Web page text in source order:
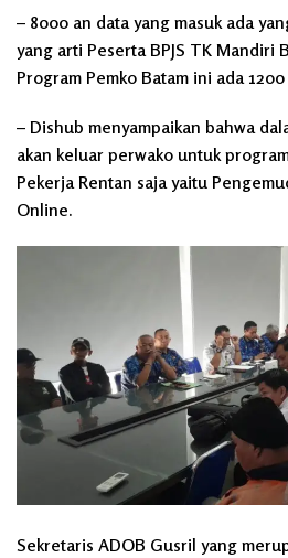
– 8000 an data yang masuk ada
yang arti Peserta BPJS TK Mandiri
Program Pemko Batam ini ada
– Dishub menyampaikan bahwa
akan keluar perwako untuk
Pekerja Rentan saja yaitu
Online.
Sekretaris ADOB Gusril yang